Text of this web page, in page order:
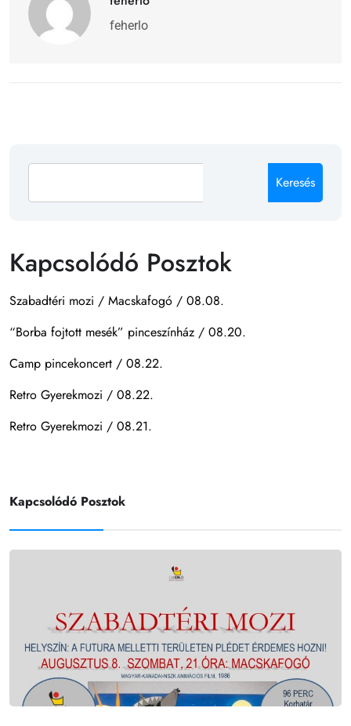
feherlo
Keresés
Kapcsolódó Posztok
Szabadtéri mozi / Macskafogó / 08.08.
“Borba fojtott mesék” pinceszínház / 08.20.
Camp pincekoncert / 08.22.
Retro Gyerekmozi / 08.22.
Retro Gyerekmozi / 08.21.
Kapcsolódó Posztok